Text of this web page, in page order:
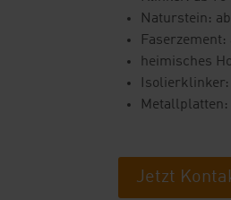
Naturstein:
Faserzement:
heimisches
Isolierklinker:
Metallplatten:
Jetzt